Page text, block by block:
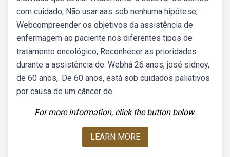
com cuidado; Não usar aas sob nenhuma hipótese;
Webcompreender os objetivos da assistência de
enfermagem ao paciente nos diferentes tipos de
tratamento oncológico; Reconhecer as prioridades
durante a assistência de. Webhá 26 anos, josé sidney,
de 60 anos,. De 60 anos, está sob cuidados paliativos
por causa de um câncer de.
For more information, click the button below.
LEARN MORE